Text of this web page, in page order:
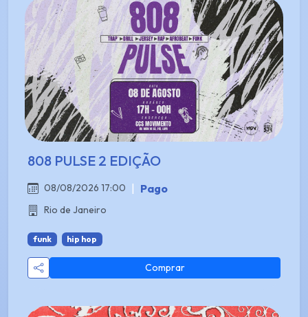
808 PULSE 2 EDIÇÃO
08/08/2026 17:00 | Pago
Rio de Janeiro
funk hip hop
Comprar